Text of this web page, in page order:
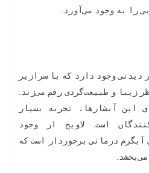
را به وجود می‌آورد.
دیدنی وجود دارد که با سرازیر
زیبا و طبیعت‌گردی رقم می‌زند.
این آبشارها، تجربه بسیار
است. لاویج از وجود
آبگرم درمانی برخوردار است که